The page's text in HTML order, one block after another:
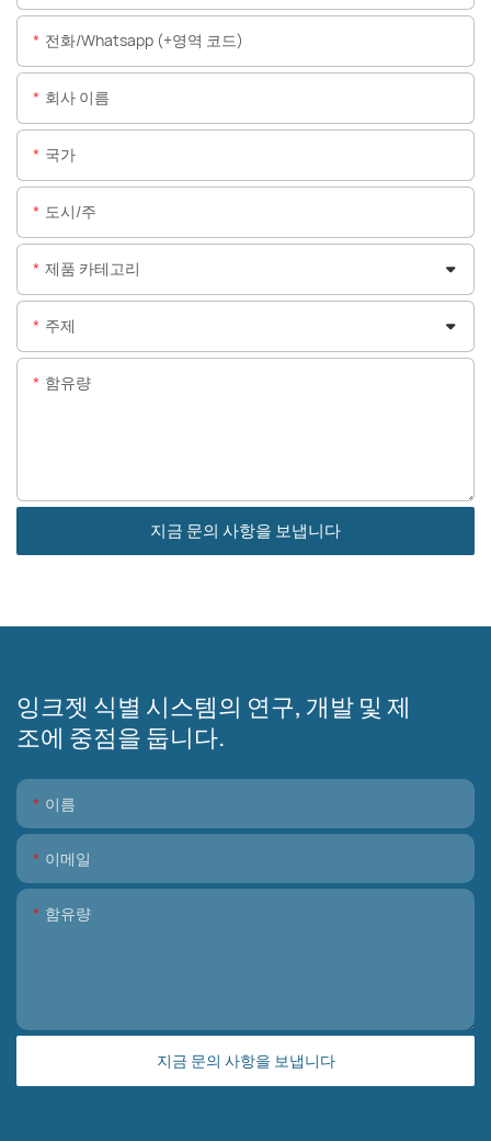
전화/whatsapp (+영역 코드)
회사 이름
국가
도시/주
제품 카테고리
주제
함유량
지금 문의 사항을 보냅니다
잉크젯 식별 시스템의 연구, 개발 및 제
조에 중점을 둡니다.
이름
이메일
함유량
지금 문의 사항을 보냅니다